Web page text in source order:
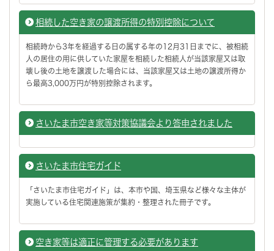
相続した空き家の譲渡所得の特別控除について
相続時から3年を経過する日の属する年の12月31日までに、被相続
人の居住の用に供していた家屋を相続した相続人が当該家屋又は取
壊し後の土地を譲渡した場合には、当該家屋又は土地の譲渡所得か
ら最高3,000万円が特別控除されます。
さいたま市空き家等対策協議会より答申されました
さいたま市住宅ガイド
「さいたま市住宅ガイド」は、本市や国、埼玉県など様々な主体が
実施している住宅関連施策が集約・整理された冊子です。
空き家等は適正に管理する必要があります